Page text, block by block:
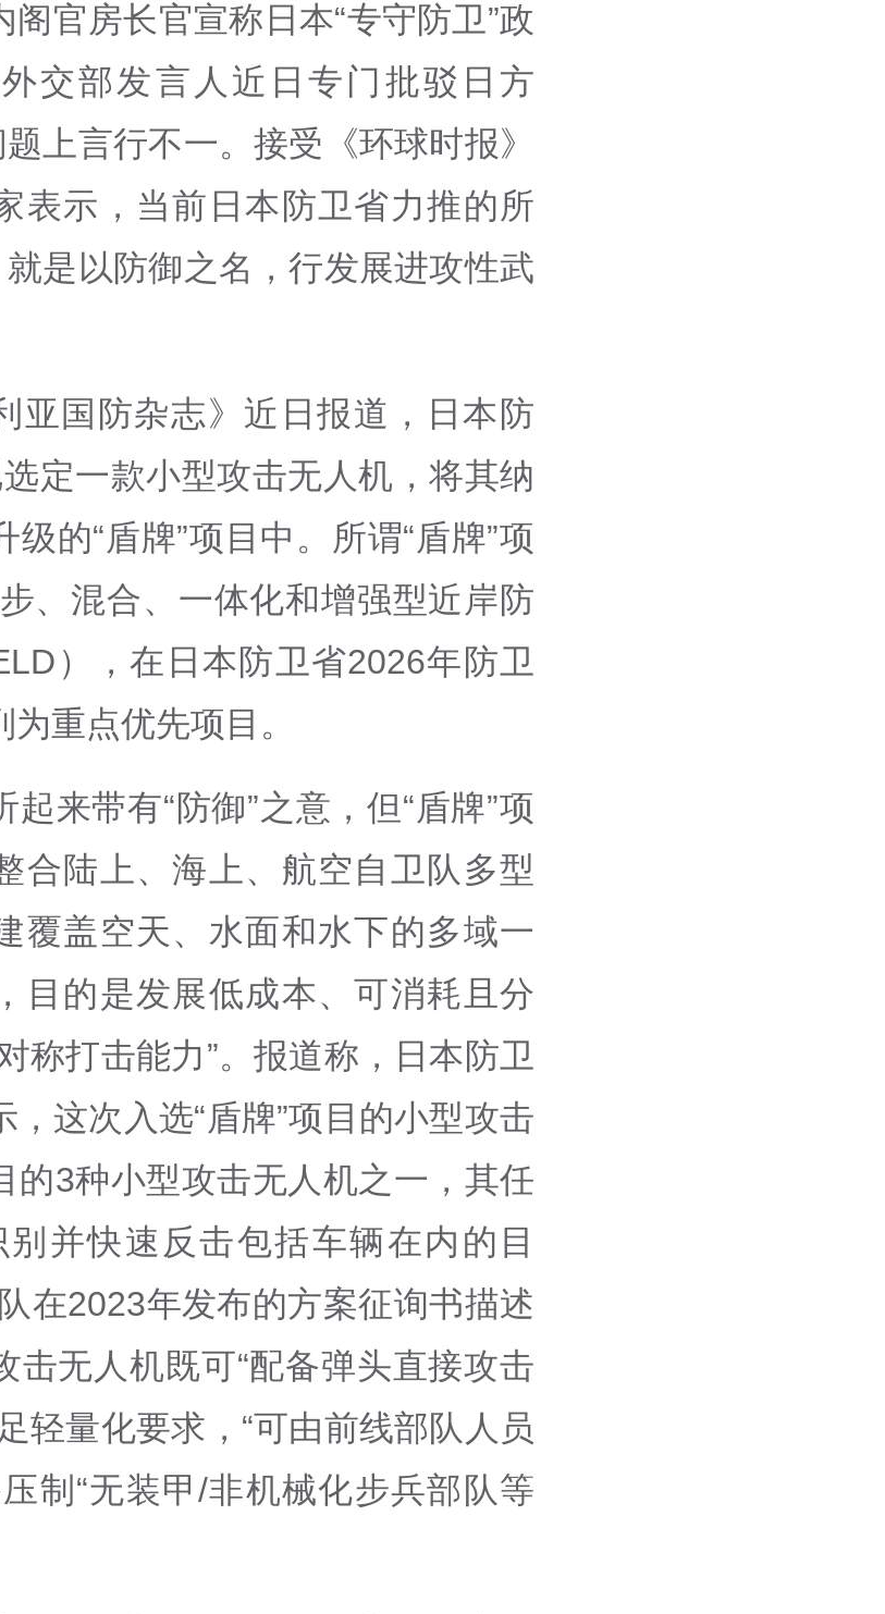
阁官房长官宣称日本“专守防卫”政
交部发言人近日专门批驳日方
上言行不一。接受《环球时报》
表示，当前日本防卫省力推的所
就是以防御之名，行发展进攻性武
亚国防杂志》近日报道，日本防
定一款小型攻击无人机，将其纳
级的“盾牌”项目中。所谓“盾牌”项
、混合、一体化和增强型近岸防
），在日本防卫省2026年防卫
重点优先项目。
起来带有“防御”之意，但“盾牌”项
合陆上、海上、航空自卫队多型
覆盖空天、水面和水下的多域一
目的是发展低成本、可消耗且分
称打击能力”。报道称，日本防卫
，这次入选“盾牌”项目的小型攻击
的3种小型攻击无人机之一，其任
别并快速反击包括车辆在内的目
在2023年发布的方案征询书描述
击无人机既可“配备弹头直接攻击
轻量化要求，“可由前线部队人员
制“无装甲/非机械化步兵部队等